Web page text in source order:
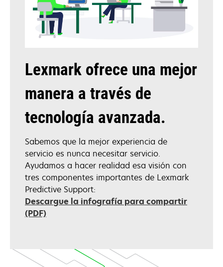
Lexmark ofrece una mejor
manera a través de
tecnología avanzada.
Sabemos que la mejor experiencia de
servicio es nunca necesitar servicio.
Ayudamos a hacer realidad esa visión con
tres componentes importantes de Lexmark
Predictive Support:
Descargue la infografía para compartir
(PDF)opens
tab